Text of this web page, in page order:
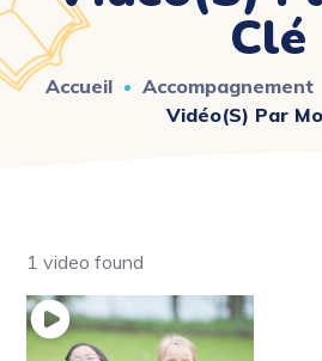
Clé
Accueil Accompagnement
Vidéo(s) Par
1 video found